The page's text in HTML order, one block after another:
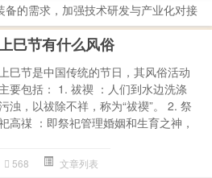
的需求，加强技术研发与产业化对接
巳节有什么风俗
上巳节是中国传统的节日，其风俗活动
主要包括： 1. 祓禊 ：人们到水边洗涤
浊，以祓除不祥，称为“祓禊”。 2. 祭
高禖 ：即祭祀管理婚姻和生育之神，
568 文章列表